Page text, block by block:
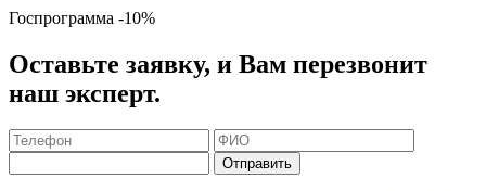
Госпрограмма -10%
Оставьте заявку, и Вам перезвонит
наш эксперт.
Отправить